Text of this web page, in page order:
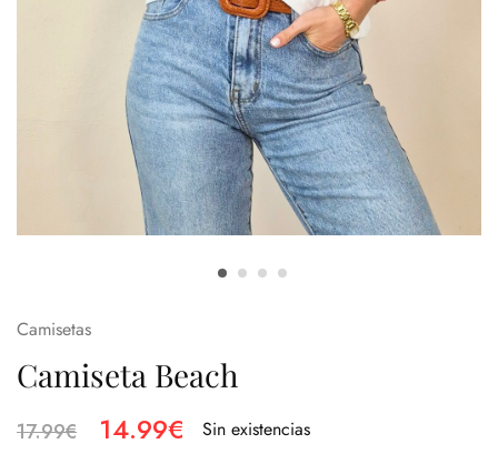
Camisetas
Camiseta Beach
17.99€ 14.99€ Sin existencias